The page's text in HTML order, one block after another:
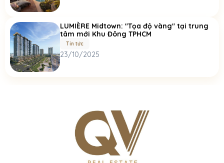
LUMIÈRE Midtown: "Tọa độ vàng" tại trung
tâm mới Khu Đông TPHCM
Tin tức
23/10/2025